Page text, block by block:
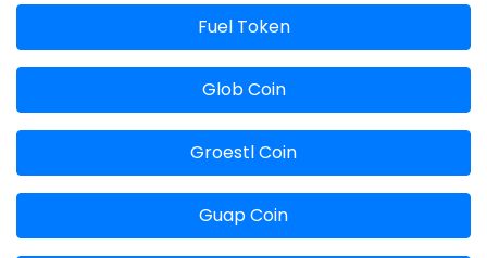
Fuel Token
Glob Coin
Groestl Coin
Guap Coin